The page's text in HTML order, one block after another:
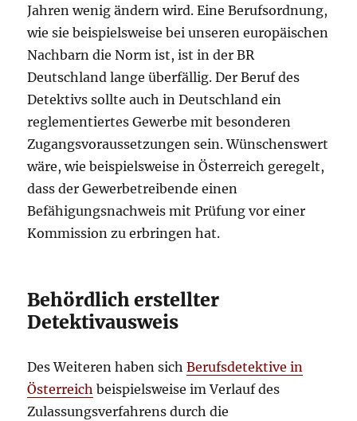
Jahren wenig ändern wird. Eine Berufsordnung,
wie sie beispielsweise bei unseren europäischen
Nachbarn die Norm ist, ist in der BR
Deutschland lange überfällig. Der Beruf des
Detektivs sollte auch in Deutschland ein
reglementiertes Gewerbe mit besonderen
Zugangsvoraussetzungen sein. Wünschenswert
wäre, wie beispielsweise in Österreich geregelt,
dass der Gewerbetreibende einen
Befähigungsnachweis mit Prüfung vor einer
Kommission zu erbringen hat.
Behördlich erstellter
Detektivausweis
Des Weiteren haben sichBerufsdetektive in
Österreich beispielsweise im Verlauf des
Zulassungsverfahrens durch die